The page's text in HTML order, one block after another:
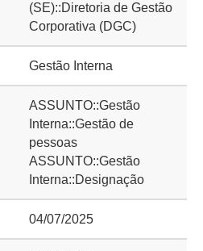
(SE)::Diretoria de Gestão
Corporativa (DGC)
Gestão Interna
ASSUNTO::Gestão
Interna::Gestão de
pessoas
ASSUNTO::Gestão
Interna::Designação
04/07/2025